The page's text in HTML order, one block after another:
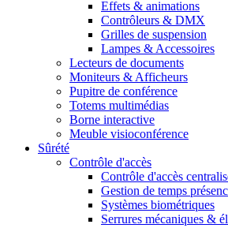
Effets & animations
Contrôleurs & DMX
Grilles de suspension
Lampes & Accessoires
Lecteurs de documents
Moniteurs & Afficheurs
Pupitre de conférence
Totems multimédias
Borne interactive
Meuble visioconférence
Sûrété
Contrôle d'accès
Contrôle d'accès
Gestion de temps
Systèmes biométriques
Serrures mécaniques &